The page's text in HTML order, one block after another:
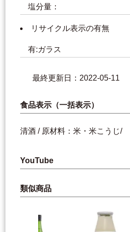
塩分量：
リサイクル表示の有無
有:ガラス
最終更新日：2022-05-11
食品表示（一括表示）
清酒 / 原材料：米・米こうじ/
YouTube
類似商品